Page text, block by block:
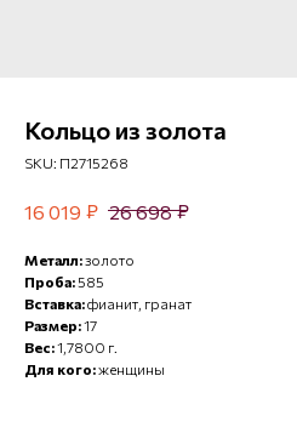
Кольцо из золота
SKU: П2715268
16 019 ₽ 26 698 ₽
Металл:золото
Проба:585
Вставка:фианит, гранат
Размер:17
Вес:1,7800 г.
Для кого:женщины